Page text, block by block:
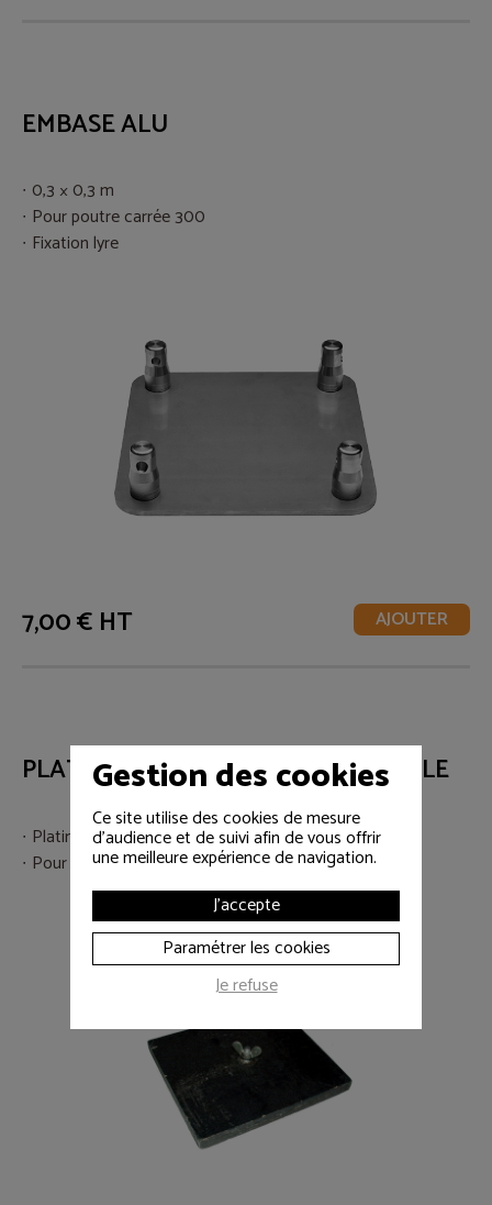
EMBASE ALU
0,3 × 0,3 m
Pour poutre carrée 300
Fixation lyre
7,00 € HT AJOUTER
PLATINE PROJECTEUR PETIT MODELE
Platine de sol
Pour projecteurs PAR et PC
Gestion des cookies
Ce site utilise des cookies de mesure
d'audience et de suivi afin de vous offrir
une meilleure expérience de navigation.
J'accepte
Paramétrer les cookies
Je refuse